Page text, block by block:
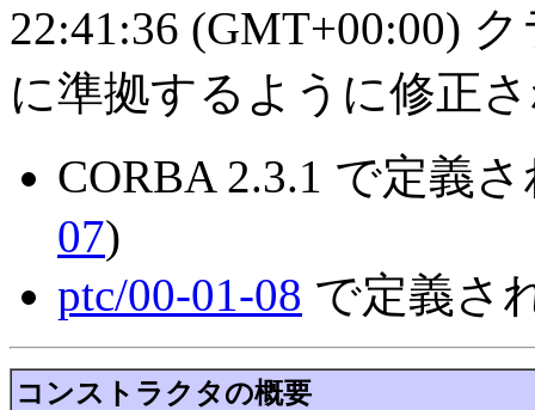
22:41:36 (GMT+00:00)
に準拠するように修正
CORBA 2.3.1 で定義
07)
ptc/00-01-08 で定義さ
コンストラクタの概要